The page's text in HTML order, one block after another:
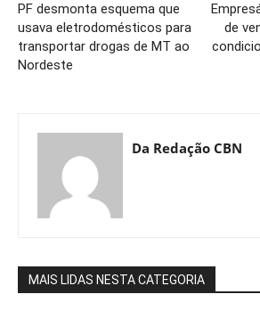
PF desmonta esquema que
usava eletrodomésticos para
transportar drogas de MT ao
Nordeste
de
Da Redação CBN
MAIS LIDAS NESTA CATEGORIA